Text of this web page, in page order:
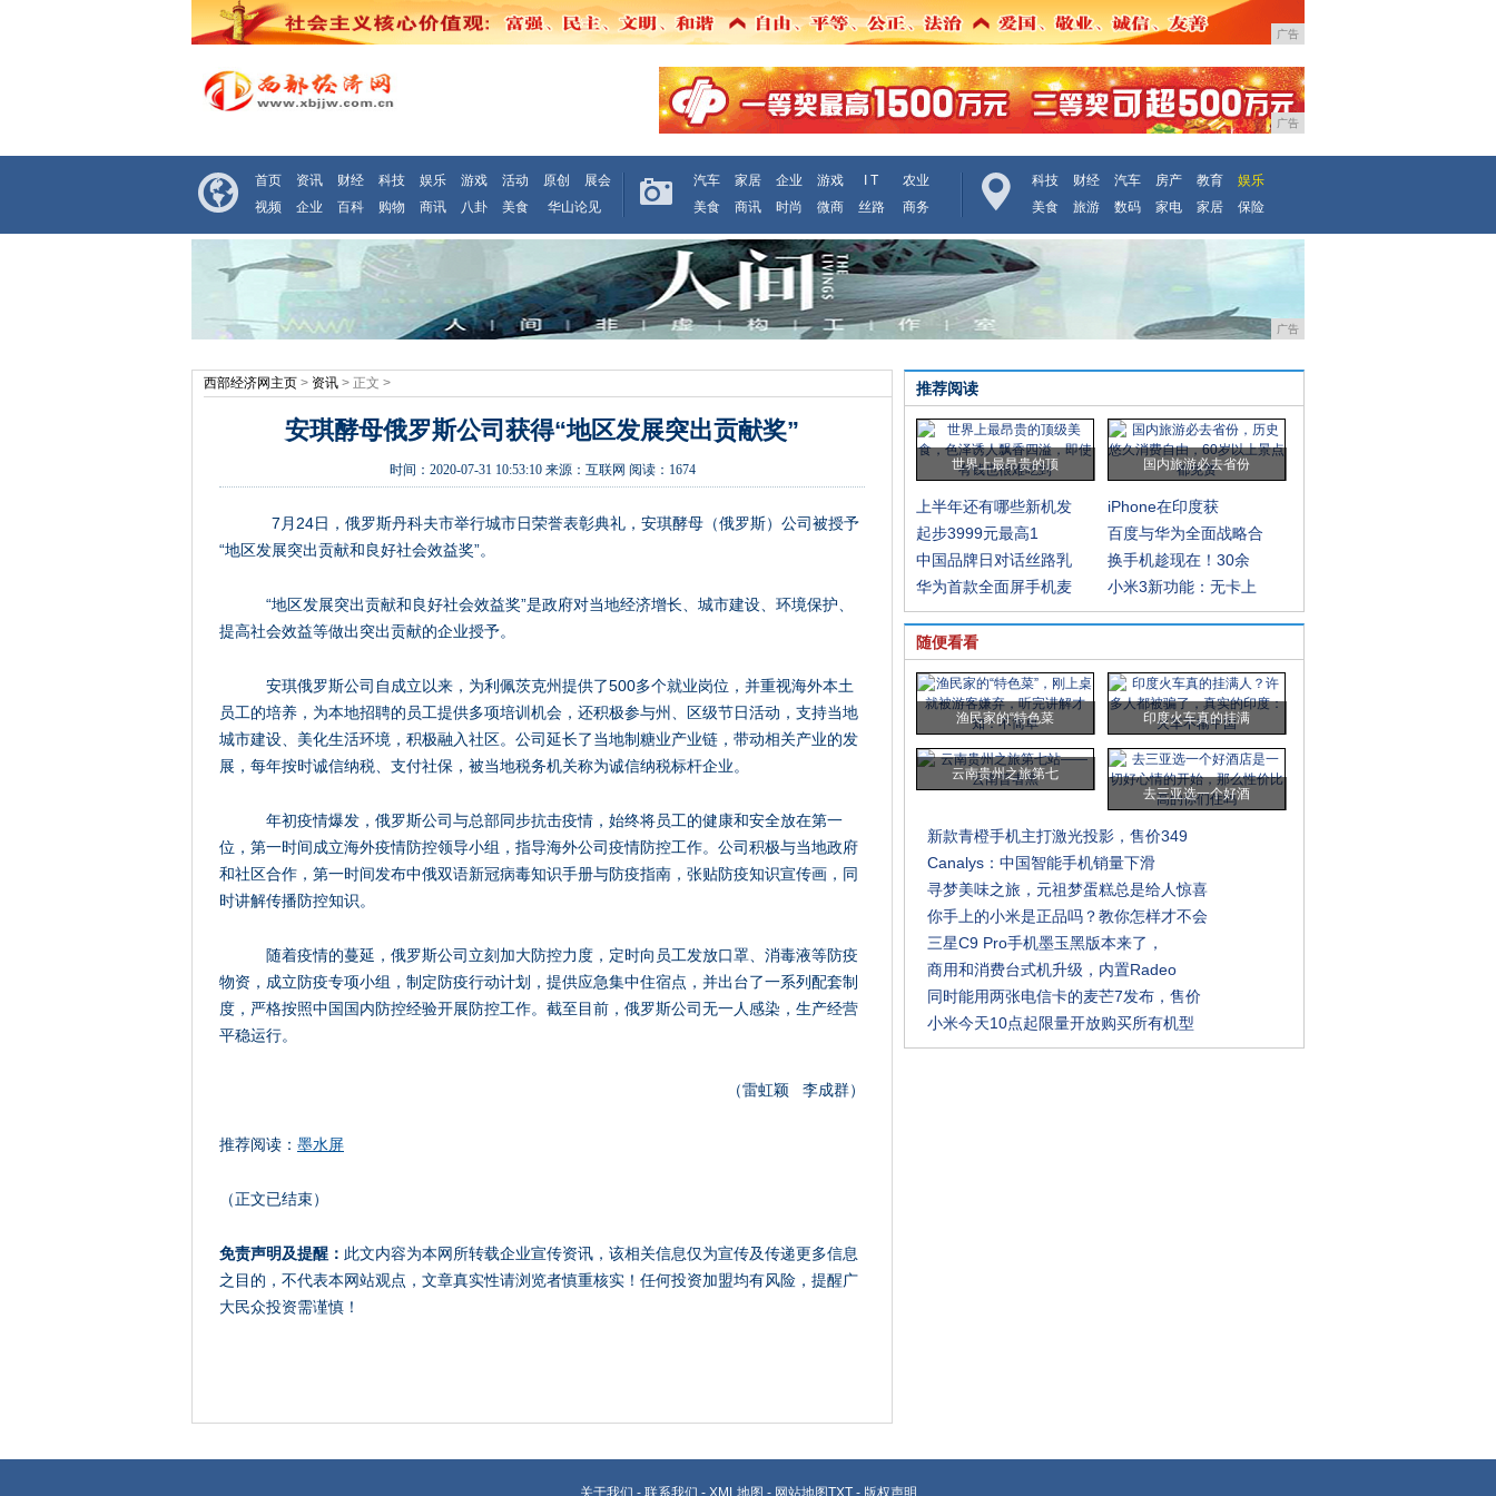
广告
广告
首页 资讯 财经 科技 娱乐 游戏 活动 原创
展会
视频
企业 百科 购物 商讯 八卦 美食 华山论见
汽车 家居 企业 游戏 I T
农业
美食
商讯 时尚 微商 丝路 商务
科技 财经 汽车 房产 教育
娱乐
美食
旅游 数码 家电 家居 保险
广告
西部经济网主页 > 资讯 > 正文 >
安琪酵母俄罗斯公司获得“地区发展突出贡献奖”
时间： 2020-07-31 10:53:10来源： 互联网 阅读：1674
7月24日，俄罗斯丹科夫市举行城市日荣誉表彰典礼，安琪酵母（俄罗斯）公司被授予
“地区发展突出贡献和良好社会效益奖”。
“地区发展突出贡献和良好社会效益奖”是政府对当地经济增长、城市建设、环境保护、
提高社会效益等做出突出贡献的企业授予。
安琪俄罗斯公司自成立以来，为利佩茨克州提供了500多个就业岗位，并重视海外本土
员工的培养，为本地招聘的员工提供多项培训机会，还积极参与州、区级节日活动，支持当地
城市建设、美化生活环境，积极融入社区。公司延长了当地制糖业产业链，带动相关产业的发
展，每年按时诚信纳税、支付社保，被当地税务机关称为诚信纳税标杆企业。
年初疫情爆发，俄罗斯公司与总部同步抗击疫情，始终将员工的健康和安全放在第一
位，第一时间成立海外疫情防控领导小组，指导海外公司疫情防控工作。公司积极与当地政府
和社区合作，第一时间发布中俄双语新冠病毒知识手册与防疫指南，张贴防疫知识宣传画，同
时讲解传播防控知识。
随着疫情的蔓延，俄罗斯公司立刻加大防控力度，定时向员工发放口罩、消毒液等防疫
物资，成立防疫专项小组，制定防疫行动计划，提供应急集中住宿点，并出台了一系列配套制
度，严格按照中国国内防控经验开展防控工作。截至目前，俄罗斯公司无一人感染，生产经营
平稳运行。
（雷虹颖 李成群）
推荐阅读： 墨水屏
（正文已结束）
免责声明及提醒： 此文内容为本网所转载企业宣传资讯，该相关信息仅为宣传及传递更多信息
之目的，不代表本网站观点，文章真实性请浏览者慎重核实！任何投资加盟均有风险，提醒广
大民众投资需谨慎！
推荐阅读
世界上最昂贵的顶 国内旅游必去省份
上半年还有哪些新机发
iPhone在印度获
起步3999元最高1
百度与华为全面战略合
中国品牌日对话丝路乳
换手机趁现在！30余
华为首款全面屏手机麦
小米3新功能：无卡上
随便看看
渔民家的“特色菜 印度火车真的挂满
云南贵州之旅第七
去三亚选一个好酒
新款青橙手机主打激光投影，售价349
Canalys：中国智能手机销量下滑
寻梦美味之旅，元祖梦蛋糕总是给人惊喜
你手上的小米是正品吗？教你怎样才不会
三星C9 Pro手机墨玉黑版本来了，
商用和消费台式机升级，内置Radeo
同时能用两张电信卡的麦芒7发布，售价
小米今天10点起限量开放购买所有机型
关于我们 - 联系我们 - XML地图 - 网站地图TXT- 版权声明